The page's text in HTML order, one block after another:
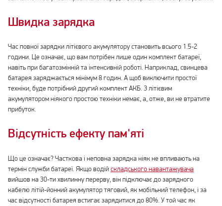
Швидка зарядка
Час повної зарядки літієвого акумулятору становить всього 1.5-2
години. Це означає, що вам потрібен лише один комплект батареї,
навіть при багатозмінній та інтенсивній роботі. Наприклад, свинцева
батарея заряджається мінімум 8 годин. А щоб виключити простої
техніки, буде потрібний другий комплект АКБ. З літієвим
акумулятором ніякого простою техніки немає, а, отже, ви не втратите
прибуток.
Відсутність ефекту пам'яті
Що це означає? Часткова і неповна зарядка ніяк не впливають на
термін служби батареї. Якщо водій складського навантажувача
вийшов на 30-ти хвилинну перерву, він підключає до зарядного
кабелю літій-йонний акумулятор тяговий, як мобільний телефон, і за
час відсутності батарея встигає зарядитися до 80%. У той час як